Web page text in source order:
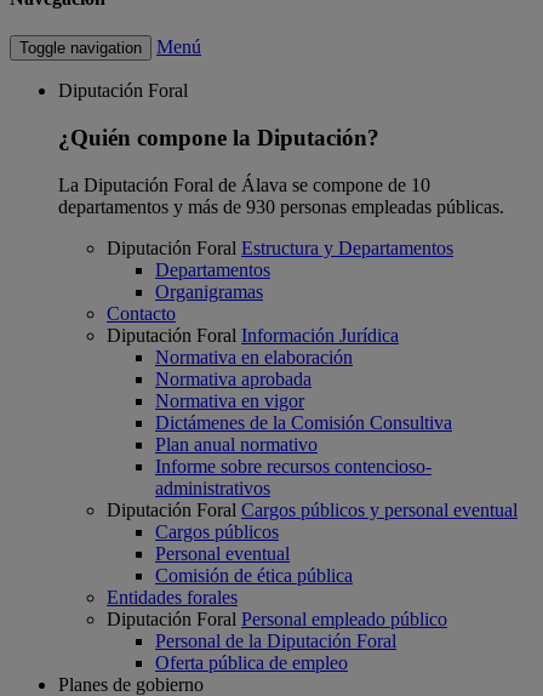
Toggle navigation Menú
Diputación Foral
¿Quién compone la Diputación?
La Diputación Foral de Álava se compone de 10
departamentos y más de 930 personas empleadas públicas.
Diputación Foral Estructura y Departamentos
Departamentos
Organigramas
Contacto
Diputación Foral Información Jurídica
Normativa en elaboración
Normativa aprobada
Normativa en vigor
Dictámenes de la Comisión Consultiva
Plan anual normativo
Informe sobre recursos contencioso-
administrativos
Diputación Foral Cargos públicos y personal eventual
Cargos públicos
Personal eventual
Comisión de ética pública
Entidades forales
Diputación Foral Personal empleado público
Personal de la Diputación Foral
Oferta pública de empleo
Planes de gobierno